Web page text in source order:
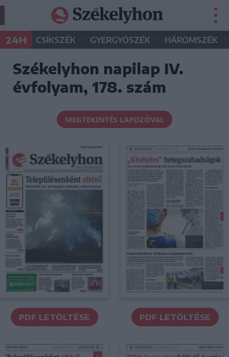
24H CSÍKSZÉK • GYERGYÓSZÉK • HÁROMSZÉK •
Székelyhon napilap IV.
évfolyam, 178. szám
MEGTEKINTÉS LAPOZÓVAL
PDF LETÖLTÉSE PDF LETÖLTÉSE